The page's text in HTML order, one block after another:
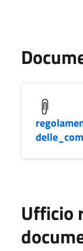
Ufficio